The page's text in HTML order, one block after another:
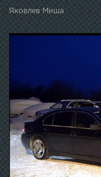
Яковлев Миша